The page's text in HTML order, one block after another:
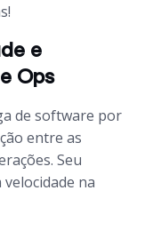
e
Ops
de software por
entre as
Seu
na